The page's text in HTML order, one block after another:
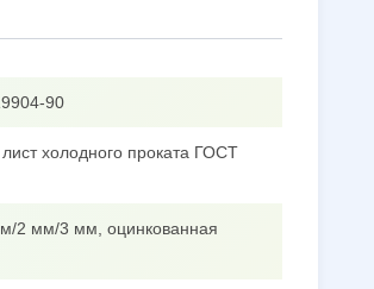
90
холодного проката ГОСТ
2 мм/3 мм, оцинкованная